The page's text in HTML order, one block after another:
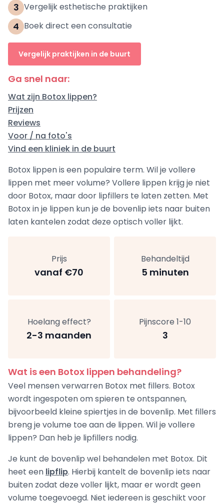
3 Vergelijk esthetische praktijken
4 Boek direct een consultatie
Vergelijk praktijken in de buurt
Ga snel naar:
Wat zijn Botox lippen?
Prijzen
Reviews
Voor / na foto's
Vind een kliniek in de buurt
Botox lippen is een populaire term. Wil je vollere
lippen met meer volume? Vollere lippen krijg je niet
door Botox, maar door lipfillers te laten zetten. Met
Botox in je lippen kun je de bovenlip iets naar buiten
laten kantelen zodat deze optisch voller lijkt.
Prijs
vanaf €70
Behandeltijd
5 minuten
Hoelang effect?
2-3 maanden
Pijnscore 1-10
3
Wat is een Botox lippen behandeling?
Veel mensen verwarren Botox met fillers. Botox
wordt ingespoten om spieren te ontspannen,
bijvoorbeeld kleine spiertjes in de bovenlip. Met fillers
breng je volume toe aan de lippen. Wil je vollere
lippen? Dan heb je lipfillers nodig.
Je kunt de bovenlip wel behandelen met Botox. Dit
heet een lipflip. Hierbij kantelt de bovenlip iets naar
buiten zodat deze voller lijkt, maar er wordt geen
volume toegevoegd. Niet iedereen is geschikt voor